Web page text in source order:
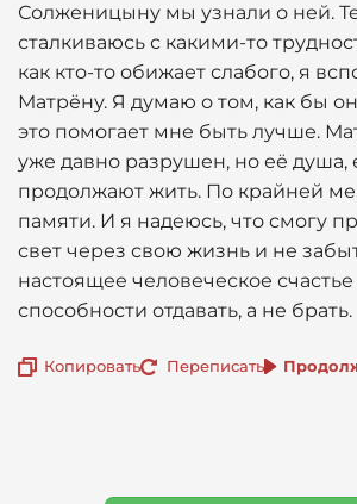
Солженицыну мы узнали о ней.
сталкиваюсь с какими-то
как кто-то обижает слабого, я
Матрёну. Я думаю о том, как бы
это помогает мне быть лучше.
уже давно разрушен, но её душа,
продолжают жить. По крайней
памяти. И я надеюсь, что смогу
свет через свою жизнь и не
настоящее человеческое
способности отдавать, а не брать.
Копировать Переписать